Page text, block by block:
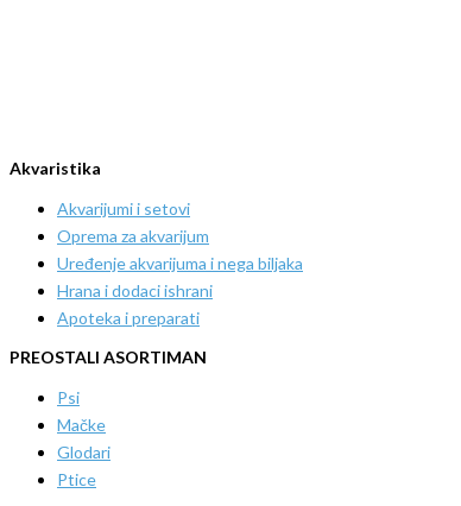
Akvaristika
Akvarijumi i setovi
Oprema za akvarijum
Uređenje akvarijuma i nega biljaka
Hrana i dodaci ishrani
Apoteka i preparati
PREOSTALI ASORTIMAN
Psi
Mačke
Glodari
Ptice